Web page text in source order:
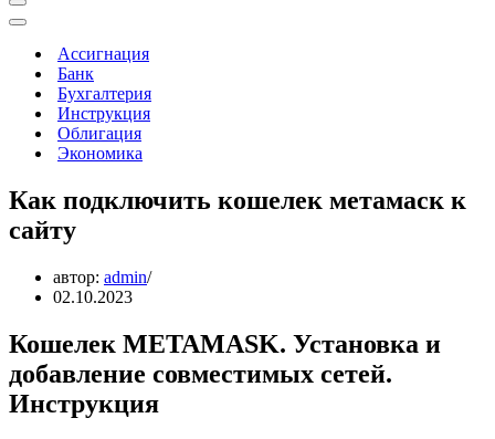
Меню
навигации
Меню
навигацииАссигнация
Банк
Бухгалтерия
Инструкция
Облигация
Экономика
Как подключить кошелек метамаск к
сайту
автор: admin
02.10.2023
Кошелек METAMASK. Установка и
добавление совместимых сетей.
Инструкция